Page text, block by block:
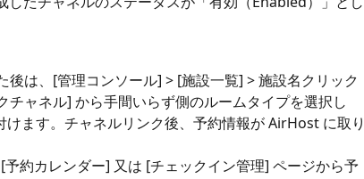
後は、[管理コンソール] > [施設一覧] > 施設名クリック
チャネル] から手間いらず側のルームタイプを選択し
ます。チャネルリンク後、予約情報が AirHost に取り
約カレンダー] 又は [チェックイン管理] ページから予